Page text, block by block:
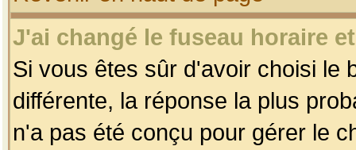
J'ai changé le fuseau horaire
Si vous êtes sûr d'avoir choisi le
différente, la réponse la plus
n'a pas été conçu pour gérer le